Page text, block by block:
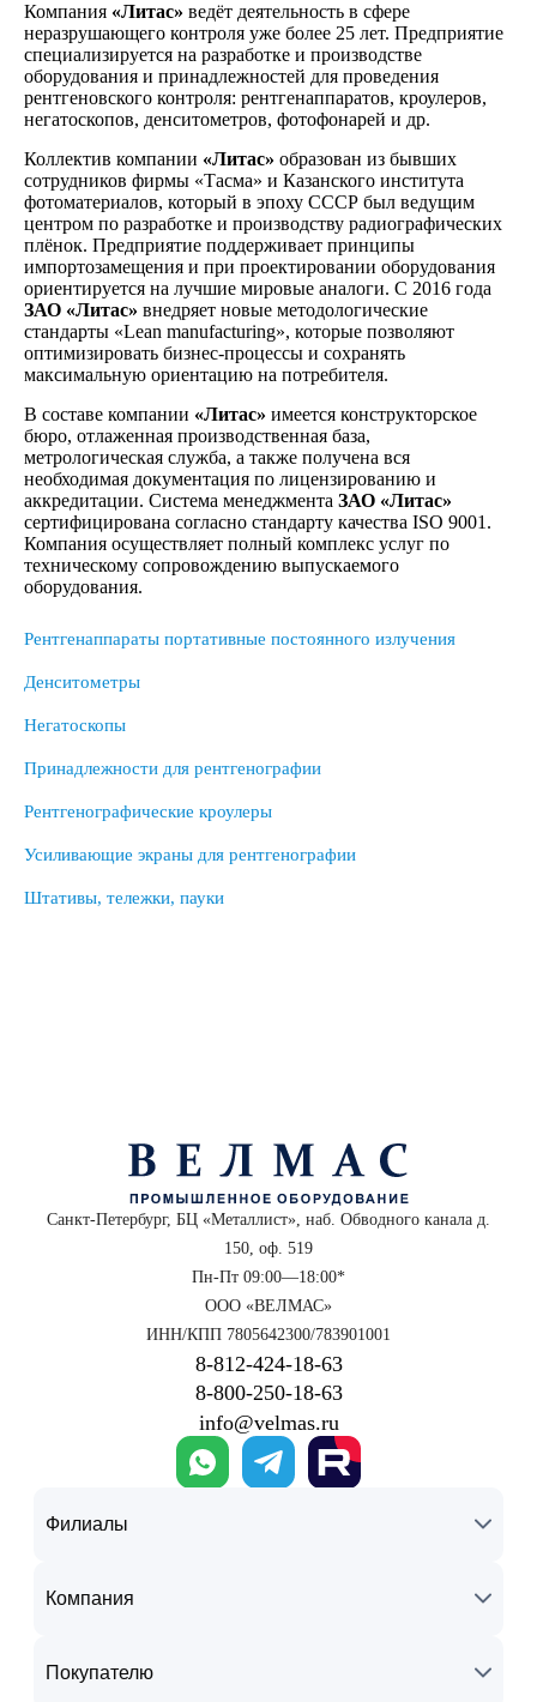
Компания «Литас» ведёт деятельность в сфере
неразрушающего контроля уже более 25 лет. Предприятие
специализируется на разработке и производстве
оборудования и принадлежностей для проведения
рентгеновского контроля: рентгенаппаратов, кроулеров,
негатоскопов, денситометров, фотофонарей и др.
Коллектив компании «Литас» образован из бывших
сотрудников фирмы «Тасма» и Казанского института
фотоматериалов, который в эпоху СССР был ведущим
центром по разработке и производству радиографических
плёнок. Предприятие поддерживает принципы
импортозамещения и при проектировании оборудования
ориентируется на лучшие мировые аналоги. С 2016 года
ЗАО «Литас» внедряет новые методологические
стандарты «Lean manufacturing», которые позволяют
оптимизировать бизнес-процессы и сохранять
максимальную ориентацию на потребителя.
В составе компании «Литас» имеется конструкторское
бюро, отлаженная производственная база,
метрологическая служба, а также получена вся
необходимая документация по лицензированию и
аккредитации. Система менеджмента ЗАО «Литас»
сертифицирована согласно стандарту качества ISO 9001.
Компания осуществляет полный комплекс услуг по
техническому сопровождению выпускаемого
оборудования.
Рентгенаппараты портативные постоянного излучения
Денситометры
Негатоскопы
Принадлежности для рентгенографии
Рентгенографические кроулеры
Усиливающие экраны для рентгенографии
Штативы, тележки, пауки
Санкт-Петербург, БЦ «Металлист», наб. Обводного канала д.
150, оф. 519
Пн-Пт 09:00—18:00*
ООО «ВЕЛМАС»
ИНН/КПП 7805642300/783901001
8‑812‑424‑18‑63
8‑800‑250‑18‑63
info@velmas.ru
Филиалы
Компания
Покупателю